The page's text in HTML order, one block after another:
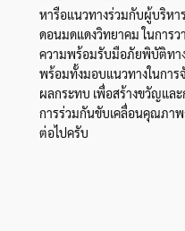
หารือแนวทางร่วมกับผู้บริหา
ดอนมดแดงวิทยาคม ในการว
ความพร้อมรับมือภัยพิบัติทา
พร้อมทั้งมอบแนวทางในการ
ผลกระทบ เพื่อสร้างขวัญแล
การร่วมกันขับเคลื่อนคุณภา
ต่อไปครับ